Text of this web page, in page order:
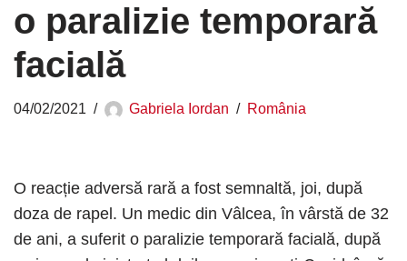
o paralizie temporară
facială
04/02/2021 Gabriela Iordan România
O reacție adversă rară a fost semnaltă, joi, după
doza de rapel. Un medic din Vâlcea, în vârstă de 32
de ani, a suferit o paralizie temporară facială, după